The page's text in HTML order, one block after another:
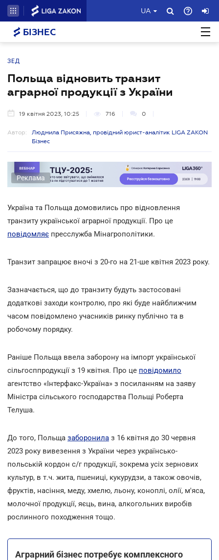
UA
БІЗНЕС
ЗЕД
Польща відновить транзит
аграрної продукції з України
19 квітня 2023, 10:25 716 0
Автор:
Людмила Присяжна, провідний юрист-аналітик LIGA ZAKON
Бізнес
Реклама
Україна та Польща домовились про відновлення
транзиту української аграрної продукції. Про це
повідомляє пресслужба Мінагрополітики.
Транзит запрацює вночі з 20-го на 21-ше квітня 2023 року.
Зазначається, що до транзиту будуть застосовані
додаткові заходи контролю, про які буде найближчим
часом повідомлено учасників ринку публічно та в
робочому порядку.
Раніше Польща ввела заборону на імпорт української
сільгосппродукції з 19 квітня. Про це повідомило
агентство «Інтерфакс-Україна» з посиланням на заяву
Міністра сільського господарства Польщі Роберта
Телуша.
До того, Польща заборонила з 16 квітня до 30 червня
2023 року вивезення з України через українсько-
польській кордон с/г продукції, зокрема усіх зернових
культур, в т.ч. жита, пшениці, кукурудзи, а також овочів,
фруктів, насіння, меду, хмелю, льону, коноплі, олії, м'яса,
молочної продукції, яєць, вина, алкогольних виробів
рослинного походження тощо.
Аграрний бізнес потребує комплексного